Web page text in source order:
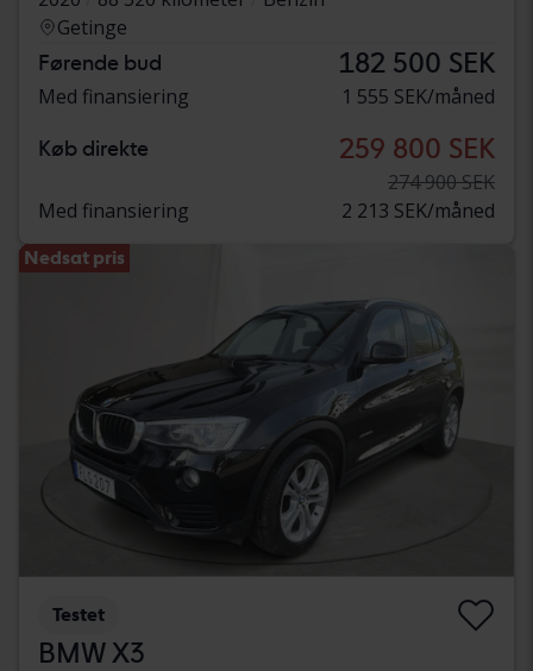
Getinge
Førende bud 182 500 SEK
Med finansiering 1 555 SEK/måned
Køb direkte 259 800 SEK
274 900 SEK
Med finansiering
2 213 SEK/måned
Nedsat pris
Testet
BMW X3